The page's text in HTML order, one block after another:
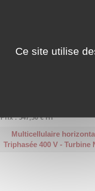
Hauteur manométrique max. :
Prix : 547,30 €HT
Multicellulaire
Triphasée 400 V - Turbine
Ce site utilise